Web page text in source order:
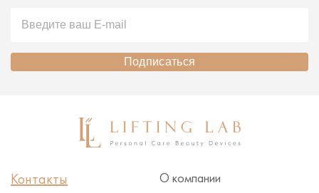
Подписаться
О компании
Контакты